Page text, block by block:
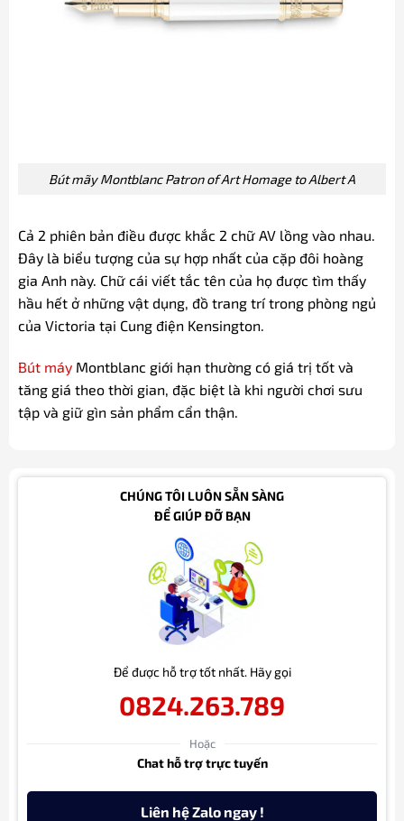
Bút mãy Montblanc Patron of Art Homage to Albert A
Cả 2 phiên bản điều được khắc 2 chữ AV lồng vào nhau.
Đây là biểu tượng của sự hợp nhất của cặp đôi hoàng
gia Anh này. Chữ cái viết tắc tên của họ được tìm thấy
hầu hết ở những vật dụng, đồ trang trí trong phòng ngủ
của Victoria tại Cung điện Kensington.
Bút máyMontblanc giới hạn thường có giá trị tốt và
tăng giá theo thời gian, đặc biệt là khi người chơi sưu
tập và giữ gìn sản phẩm cẩn thận.
CHÚNG TÔI LUÔN SẴN SÀNG
ĐỂ GIÚP ĐỠ BẠN
Để được hỗ trợ tốt nhất. Hãy gọi
0824.263.789
Hoặc
Chat hỗ trợ trực tuyến
Liên hệ Zalo ngay !